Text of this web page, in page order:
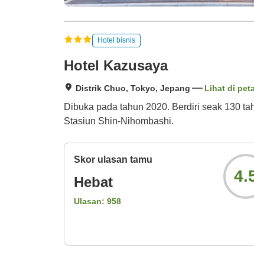
Hotel bisnis
Hotel Kazusaya
Distrik Chuo, Tokyo, Jepang Lihat di
Dibuka pada tahun 2020. Berdiri seak 130
Stasiun Shin-Nihombashi.
Skor ulasan tamu
Hebat
Ulasan: 958